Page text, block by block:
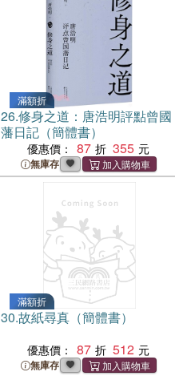
滿額折
26.修身之道：唐浩明評點曾國
藩日記（簡體書）
優惠價： 87 355
無庫存
滿額折
30.故紙尋真（簡體書）
優惠價： 87 512
無庫存